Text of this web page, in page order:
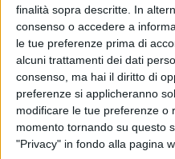
finalità sopra descritte. In
consenso o accedere a
le tue preferenze prima di
alcuni trattamenti dei dati
consenso, ma hai il diritto di
preferenze si applicheranno
modificare le tue preferenze o
momento tornando su questo
"Privacy" in fondo alla pagina
diAndrea Basso